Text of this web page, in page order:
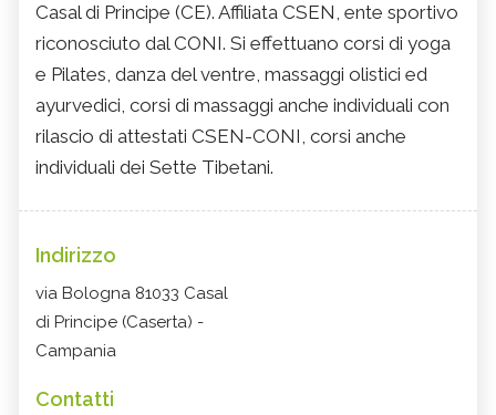
Casal di Principe (CE). Affiliata CSEN, ente sportivo
riconosciuto dal CONI. Si effettuano corsi di yoga
e Pilates, danza del ventre, massaggi olistici ed
ayurvedici, corsi di massaggi anche individuali con
rilascio di attestati CSEN-CONI, corsi anche
individuali dei Sette Tibetani.
Indirizzo
via Bologna 81033 Casal
di Principe (Caserta) -
Campania
Contatti